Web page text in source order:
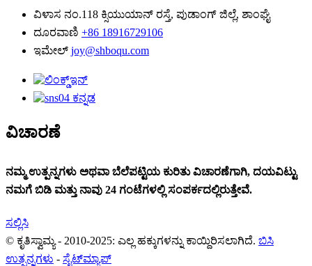
ವಿಳಾಸ ನಂ.118 ಕ್ಸಿಯುಯಾನ್ ರಸ್ತೆ, ಪುಡಾಂಗ್ ಜಿಲ್ಲೆ, ಶಾಂಘೈ
ದೂರವಾಣಿ +86 18916729106
ಇಮೇಲ್ joy@shboqu.com
ವಿಚಾರಣೆ
ನಮ್ಮ ಉತ್ಪನ್ನಗಳು ಅಥವಾ ಬೆಲೆಪಟ್ಟಿಯ ಕುರಿತು ವಿಚಾರಣೆಗಾಗಿ, ದಯವಿಟ್ಟು
ನಮಗೆ ಬಿಡಿ ಮತ್ತು ನಾವು 24 ಗಂಟೆಗಳಲ್ಲಿ ಸಂಪರ್ಕದಲ್ಲಿರುತ್ತೇವೆ.
ಸಲ್ಲಿಸಿ
© ಕೃತಿಸ್ವಾಮ್ಯ - 2010-2025: ಎಲ್ಲ ಹಕ್ಕುಗಳನ್ನು ಕಾಯ್ದಿರಿಸಲಾಗಿದೆ. ಬಿಸಿ
ಉತ್ಪನ್ನಗಳು - ಸೈಟ್‌ಮ್ಯಾಪ್